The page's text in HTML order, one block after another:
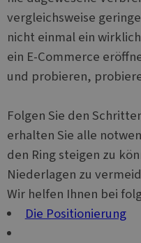
vergleichsweise
nicht einmal ein
ein E-Commerce
und probieren,
Folgen Sie den
erhalten Sie alle
den Ring steigen zu
Niederlagen zu
Wir helfen Ihnen bei
Die Positionierung